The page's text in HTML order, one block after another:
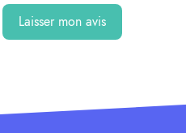
Laisser mon avis